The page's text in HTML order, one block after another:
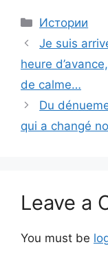
Categories
Истории
Je suis
heure
de calme…
Du
qui a changé
Leave a
You must be